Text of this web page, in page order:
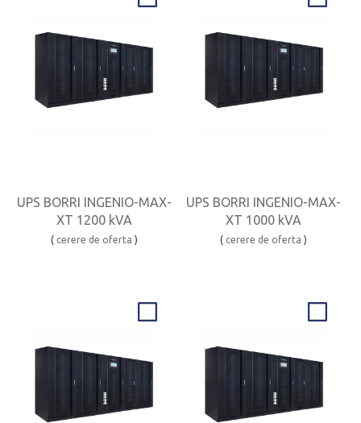
UPS BORRI INGENIO-MAX-
XT 1200 kVA
( cerere de oferta )
UPS BORRI INGENIO-MAX-
XT 1000 kVA
( cerere de oferta )